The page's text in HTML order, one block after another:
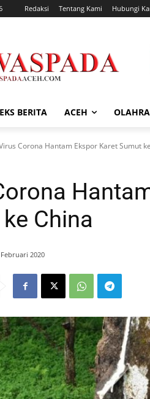
Redaksi Tentang Kami Hubungi
BERITA ACEH
Corona Hantam Ekspor Karet Sumut
China
Februari 2020